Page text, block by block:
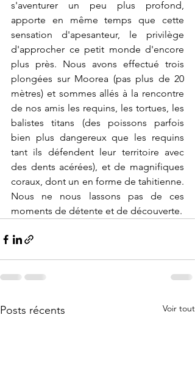
s'aventurer un peu plus profond,
apporte en même temps que cette
sensation d'apesanteur, le privilège
d'approcher ce petit monde d'encore
plus près. Nous avons effectué trois
plongées sur Moorea (pas plus de 20
mètres) et sommes allés à la rencontre
de nos amis les requins, les tortues, les
balistes titans (des poissons parfois
bien plus dangereux que les requins
tant ils défendent leur territoire avec
des dents acérées), et de magnifiques
coraux, dont un en forme de tahitienne.
Nous ne nous lassons pas de ces
moments de détente et de découverte.
Posts récents Voir tout